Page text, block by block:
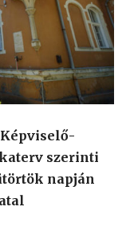
szerinti
napján